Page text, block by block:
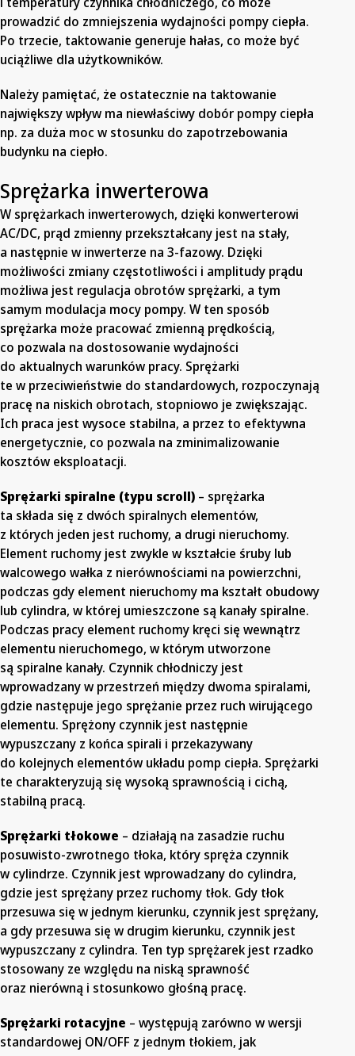
prowadzić do zmniejszenia wydajności pompy ciepła.
Po trzecie, taktowanie generuje hałas, co może być
uciążliwe dla użytkowników.
Należy pamiętać, że ostatecznie na taktowanie
największy wpływ ma niewłaściwy dobór pompy ciepła
np. za duża moc w stosunku do zapotrzebowania
budynku na ciepło.
Sprężarka inwerterowa
W sprężarkach inwerterowych, dzięki konwerterowi
AC/DC, prąd zmienny przekształcany jest na stały,
a następnie w inwerterze na 3-fazowy. Dzięki
możliwości zmiany częstotliwości i amplitudy prądu
możliwa jest regulacja obrotów sprężarki, a tym
samym modulacja mocy pompy. W ten sposób
sprężarka może pracować zmienną prędkością,
co pozwala na dostosowanie wydajności
do aktualnych warunków pracy. Sprężarki
te w przeciwieństwie do standardowych, rozpoczynają
pracę na niskich obrotach, stopniowo je zwiększając.
Ich praca jest wysoce stabilna, a przez to efektywna
energetycznie, co pozwala na zminimalizowanie
kosztów eksploatacji.
Sprężarki spiralne (typu scroll) – sprężarka
ta składa się z dwóch spiralnych elementów,
z których jeden jest ruchomy, a drugi nieruchomy.
Element ruchomy jest zwykle w kształcie śruby lub
walcowego wałka z nierównościami na powierzchni,
podczas gdy element nieruchomy ma kształt obudowy
lub cylindra, w której umieszczone są kanały spiralne.
Podczas pracy element ruchomy kręci się wewnątrz
elementu nieruchomego, w którym utworzone
są spiralne kanały. Czynnik chłodniczy jest
wprowadzany w przestrzeń między dwoma spiralami,
gdzie następuje jego sprężanie przez ruch wirującego
elementu. Sprężony czynnik jest następnie
wypuszczany z końca spirali i przekazywany
do kolejnych elementów układu pomp ciepła. Sprężarki
te charakteryzują się wysoką sprawnością i cichą,
stabilną pracą.
Sprężarki tłokowe – działają na zasadzie ruchu
posuwisto-zwrotnego tłoka, który spręża czynnik
w cylindrze. Czynnik jest wprowadzany do cylindra,
gdzie jest sprężany przez ruchomy tłok. Gdy tłok
przesuwa się w jednym kierunku, czynnik jest sprężany,
a gdy przesuwa się w drugim kierunku, czynnik jest
wypuszczany z cylindra. Ten typ sprężarek jest rzadko
stosowany ze względu na niską sprawność
oraz nierówną i stosunkowo głośną pracę.
Sprężarki rotacyjne – występują zarówno w wersji
standardowej ON/OFF z jednym tłokiem, jak